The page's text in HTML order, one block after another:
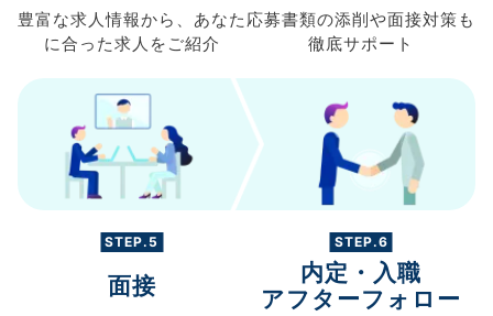
豊富な求人情報から、 あなた
に合った求人を ご紹介
応募書類の添削や面接対策も
徹底サポート
STEP.5
面接
STEP.6
内定・入職
アフターフォロー